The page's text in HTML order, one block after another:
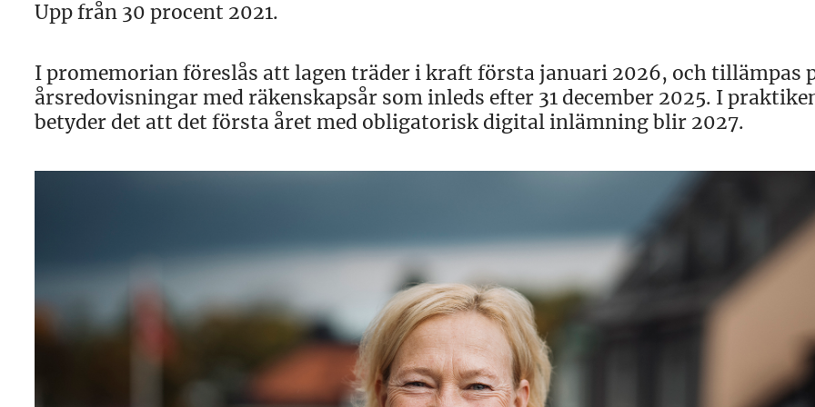
Upp från 30 procent 2021.
I promemorian föreslås att lagen träder i kraft första januari 2026, och tillämpas
årsredovisningar med räkenskapsår som inleds efter 31 december 2025. I
betyder det att det första året med obligatorisk digital inlämning blir 2027.